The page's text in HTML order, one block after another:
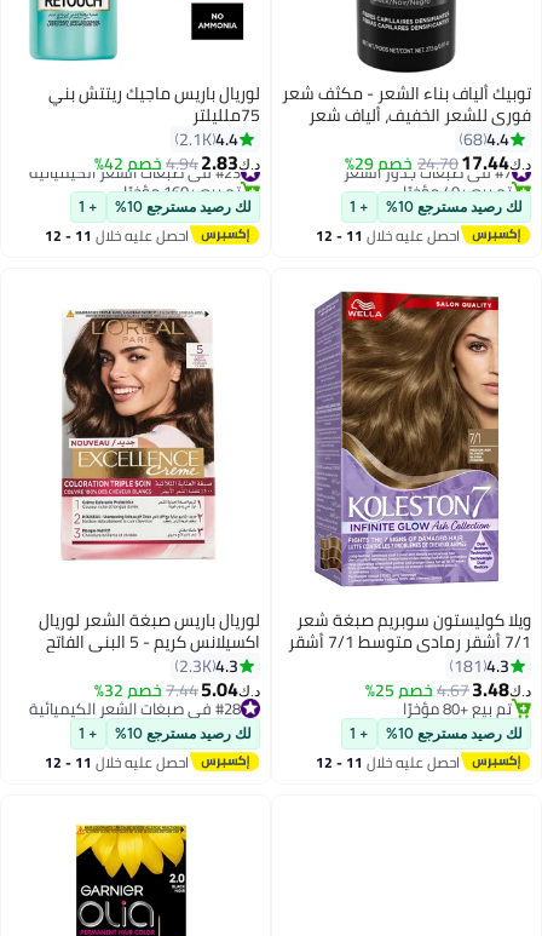
توبيك ألياف بناء الشعر - مكثف شعر
فوري للشعر الخفيف، ألياف شعر
للرجال والنساء، مسحوق قوام مع
كيراتين طبيعي، لون شعر يدوم طويلاً
-
4.4
68
د.ك‏17.44
24.70خصم 29% #7 في صبغات جذور الشعر
تم بيع +40 مؤخرًا
#7 في صبغات جذور الشعر
لك رصيد مسترجع 10% + 1
احصل عليه خلال 11 - 12
لوريال باريس ماجيك ريتتش بني
75ملليلتر
4.4
2.1K
د.ك‏2.83
4.94خصم 42% #23 في صبغات الشعر الكيميائية
تم بيع +160 مؤخرًا
#23 في صبغات الشعر الكيميائية
لك رصيد مسترجع 10% + 1
احصل عليه خلال 11 - 12
ويلا كوليستون سوبريم صبغة شعر
7/1 أشقر رمادي متوسط 7/1 أشقر
رمادي متوسط
4.3
181
د.ك‏3.48
4.67خصم 25%
تم بيع +80 مؤخرًا
تم بيع +80 مؤخرًا
لك رصيد مسترجع 10% + 1
احصل عليه خلال 11 - 12
لوريال باريس صبغة الشعر لوريال
اكسيلانس كريم - 5 البني الفاتح
4.3
2.3K
د.ك‏5.04
7.44خصم 32% #28 في صبغات الشعر الكيميائية
تم بيع +120 مؤخرًا
#28 في صبغات الشعر الكيميائية
لك رصيد مسترجع 10% + 1
احصل عليه خلال 11 - 12